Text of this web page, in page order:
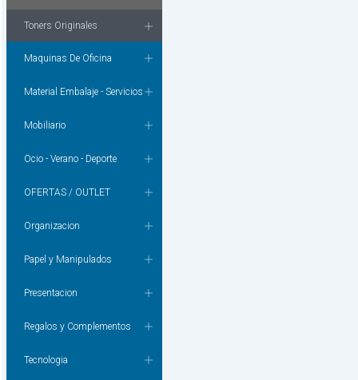
Toners Originales
Maquinas De Oficina
Material Embalaje - Servicios
Mobiliario
Ocio - Verano - Deporte
OFERTAS / OUTLET
Organizacion
Papel y Manipulados
Presentacion
Regalos y Complementos
Tecnologia